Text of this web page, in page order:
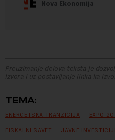
Preuzimanje delova teksta je
izvora i uz postavljanje linka ka
TEMA:
ENERGETSKA TRANZICIJA EXPO
FISKALNI SAVET JAVNE